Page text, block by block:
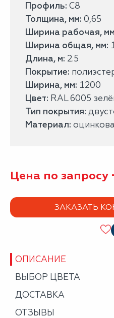
Профиль: С8
Толщина, мм: 0,65
Ширина рабочая,
Ширина общая, мм:
Длина, м: 2.5
Покрытие:
Ширина, мм: 1200
Цвет: RAL 6005
Тип покрытия:
Материал:
Цена по запросу
ЗАКАЗАТЬ
ОПИСАНИЕ
ВЫБОР ЦВЕТА
ДОСТАВКА
ОТЗЫВЫ